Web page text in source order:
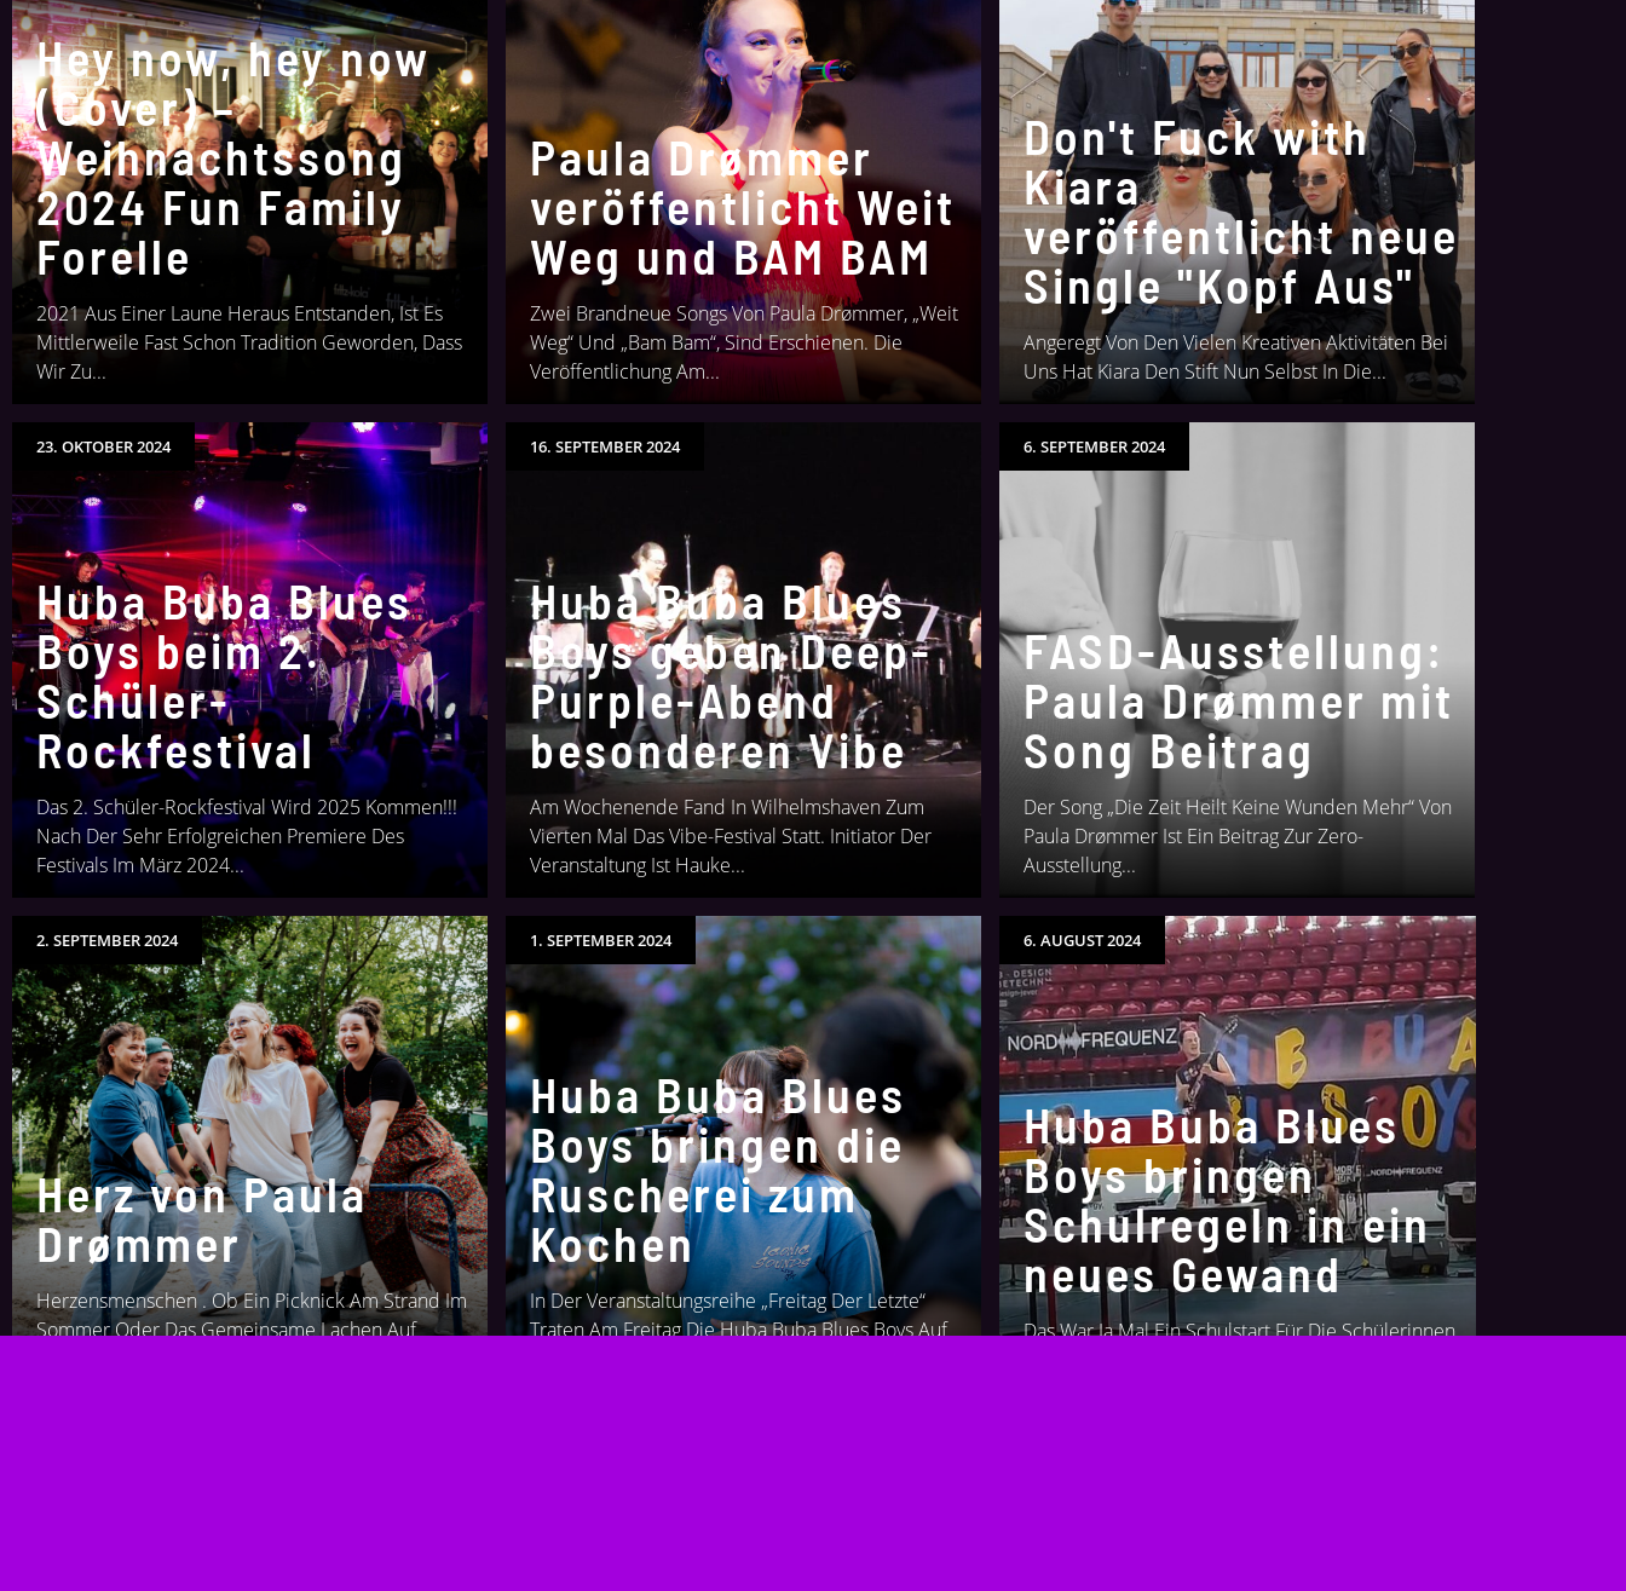
Hey now, hey now
(Cover) –
Weihnachtssong
2024 Fun Family
Forelle
2021 Aus Einer Laune Heraus Entstanden, Ist Es
Mittlerweile Fast Schon Tradition Geworden, Dass
Wir Zu...
Paula Drømmer
veröffentlicht Weit
Weg und BAM BAM
Zwei Brandneue Songs Von Paula Drømmer, „Weit
Weg“ Und „Bam Bam“, Sind Erschienen. Die
Veröffentlichung Am...
Don't Fuck with
Kiara
veröffentlicht neue
Single "Kopf Aus"
Angeregt Von Den Vielen Kreativen Aktivitäten Bei
Uns Hat Kiara Den Stift Nun Selbst In Die...
23. OKTOBER 2024
Huba Buba Blues
Boys beim 2.
Schüler-
Rockfestival
Das 2. Schüler-Rockfestival Wird 2025 Kommen!!!
Nach Der Sehr Erfolgreichen Premiere Des
Festivals Im März 2024...
16. SEPTEMBER 2024
Huba Buba Blues
Boys geben Deep-
Purple-Abend
besonderen Vibe
Am Wochenende Fand In Wilhelmshaven Zum
Vierten Mal Das Vibe-Festival Statt. Initiator Der
Veranstaltung Ist Hauke...
6. SEPTEMBER 2024
FASD-Ausstellung:
Paula Drømmer mit
Song Beitrag
Der Song „Die Zeit Heilt Keine Wunden Mehr“ Von
Paula Drømmer Ist Ein Beitrag Zur Zero-
Ausstellung...
2. SEPTEMBER 2024
Herz von Paula
Drømmer
Herzensmenschen . Ob Ein Picknick Am Strand Im
Sommer Oder Das Gemeinsame Lachen Auf
1. SEPTEMBER 2024
Huba Buba Blues
Boys bringen die
Ruscherei zum
Kochen
In Der Veranstaltungsreihe „Freitag Der Letzte“
Traten Am Freitag Die Huba Buba Blues Boys Auf
6. AUGUST 2024
Huba Buba Blues
Boys bringen
Schulregeln in ein
neues Gewand
Das War Ja Mal Ein Schulstart Für Die Schülerinnen